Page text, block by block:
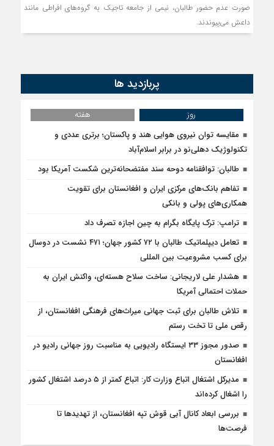
صورت عدم حضور طالبان، نیمی از جامعه تاجیک به گروه‌های افراطی مانند
داعش می‌پیوندند.
پربازدید ها
روز
هفته
مقایسه توان نیروی هوایی هند و پاکستان؛ برتری عددی و
تکنولوژیک دهلی‌نو در برابر اسلام‌آباد
طالبان: توافقنامه دوحه سند مفتضحانه‌ترین شکست آمریکا بود
تفاهم بانک‌های مرکزی ایران و افغانستان برای تقویت
همکاری‌های پولی و بانکی
ترامپ: ترک پایگاه بگرام به چین اجازه تصرف داد
تعامل دیپلماتیک طالبان با ۷۲ کشور جهان؛ ۴۷۱ نشست در دوسال
برای کسب مشروعیت بین المللی
هشدار علی لاریجانی: ساخت سلاح هسته‌ای، واکنش ایران به
حملات احتمالی آمریکا
تلاش طالبان برای ثبت جهانی میراث‌های فرهنگی افغانستان، از
رقص ملی تا تخت رستم
صدور مجوز ۳۳ ایستگاه رادیویی به مناسبت روز جهانی رادیو در
افغانستان
مدیرکل اشتغال اتباع وزارت کار: اتباع کمتر از ۵ درصد اشتغال کشور
را اشغال کرده‌اند
بررسی ابعاد کانال آبی قوش تپه افغانستان، از تهدیدها تا
فرصت‌ها